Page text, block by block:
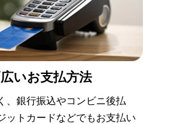
いお支払方法
、銀行振込やコンビニ後払
ットカードなどでもお支払い